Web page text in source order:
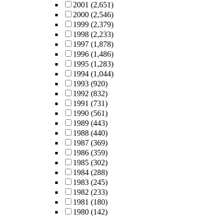
2001 (2,651)
2000 (2,546)
1999 (2,379)
1998 (2,233)
1997 (1,878)
1996 (1,486)
1995 (1,283)
1994 (1,044)
1993 (920)
1992 (832)
1991 (731)
1990 (561)
1989 (443)
1988 (440)
1987 (369)
1986 (359)
1985 (302)
1984 (288)
1983 (245)
1982 (233)
1981 (180)
1980 (142)